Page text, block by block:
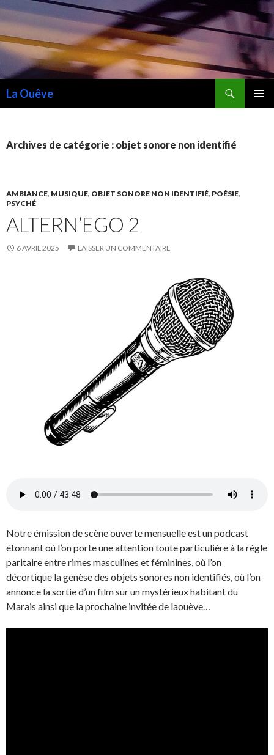
La Ouêve
Archives de catégorie : objet sonore non identifié
AMBIANCE, MUSIQUE, OBJET SONORE NON IDENTIFIÉ, POÉSIE,
PSYCHÉ
ALTERN’EGO 2
6 AVRIL 2025 LAISSER UN COMMENTAIRE
Notre émission de scène ouverte mensuelle est un podcast
étonnant où l’on porte une attention toute particulière à la règle
paritaire entre rimes masculines et féminines, où l’on
décortique la genèse des objets sonores non identifiés, où l’on
annonce la sortie d’un film sur un mystérieux habitant du
Marais ainsi que la prochaine invitée de laouève…